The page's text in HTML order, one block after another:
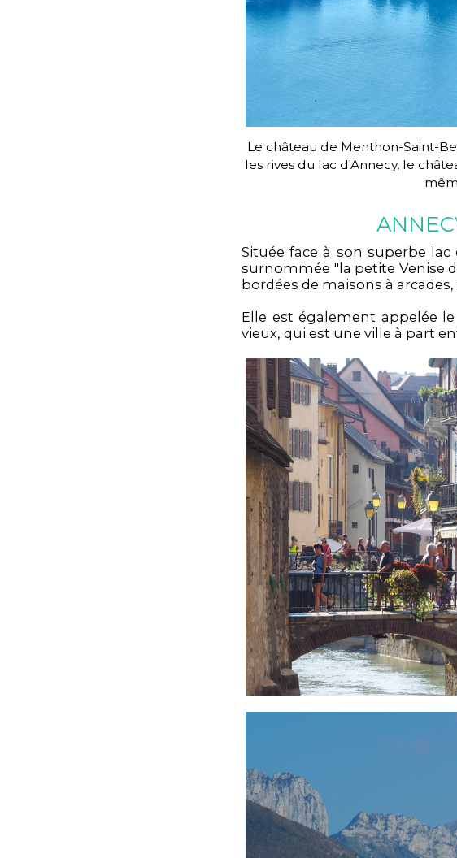
Le château de Menthon-Saint-
les rives du lac d'Annecy, le
Située face à son superbe
surnommée "la petite Venise
bordées de maisons à
Elle est également appelée
vieux, qui est une ville à part